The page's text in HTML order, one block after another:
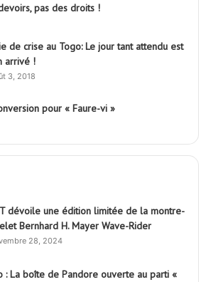
pas des droits !
de crise au Togo: Le jour tant attendu est
arrivé !
3, 2018
pour « Faure-vi »
dévoile une édition limitée de la montre-
Bernhard H. Mayer Wave-Rider
28, 2024
: La boîte de Pandore ouverte au parti «